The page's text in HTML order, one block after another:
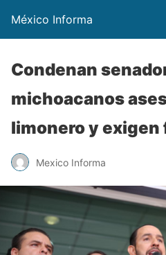
México Informa
Condenan
michoacanos
limonero y
Mexico Informa